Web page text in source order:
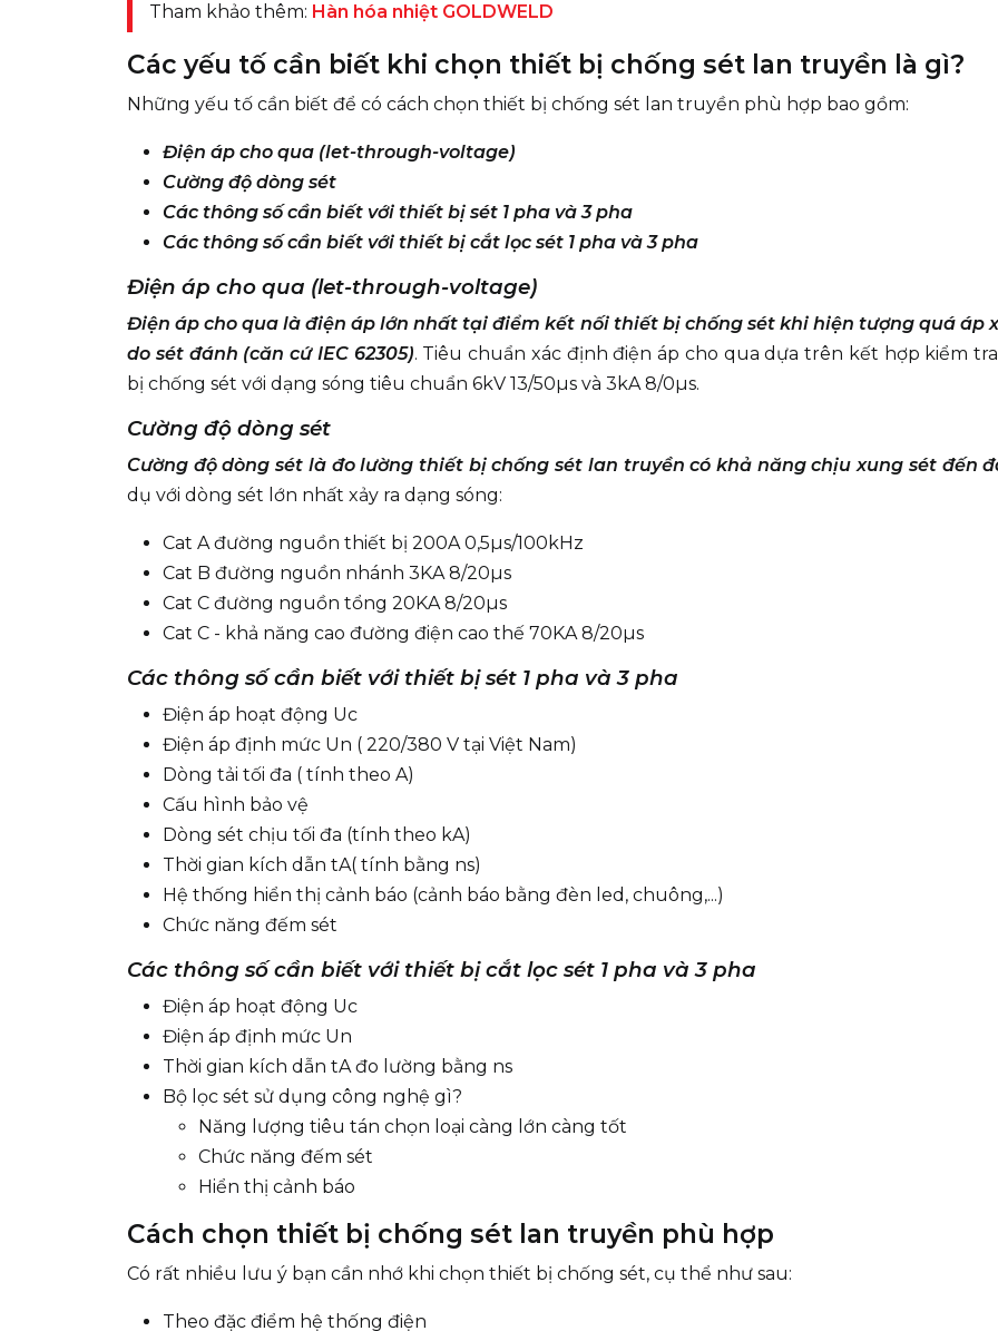
Tham khảo thêm: Hàn hóa nhiệt GOLDWELD
Các yếu tố cần biết khi chọn thiết bị chống sét lan truyền là gì?
Những yếu tố cần biết để có cách chọn thiết bị chống sét lan truyền phù hợp bao gồm:
Điện áp cho qua (let-through-voltage)
Cường độ dòng sét
Các thông số cần biết với thiết bị sét 1 pha và 3 pha
Các thông số cần biết với thiết bị cắt lọc sét 1 pha và 3 pha
Điện áp cho qua (let-through-voltage)
Điện áp cho qua là điện áp lớn nhất tại điểm kết nối thiết bị chống sét khi hiện tượng quá áp
do sét đánh (căn cứ IEC 62305). Tiêu chuẩn xác định điện áp cho qua dựa trên kết hợp kiểm
bị chống sét với dạng sóng tiêu chuẩn 6kV 13/50µs và 3kA 8/0µs.
Cường độ dòng sét
Cường độ dòng sét là đo lường thiết bị chống sét lan truyền có khả năng chịu xung sét đến
dụ với dòng sét lớn nhất xảy ra dạng sóng:
Cat A đường nguồn thiết bị 200A 0,5µs/100kHz
Cat B đường nguồn nhánh 3KA 8/20µs
Cat C đường nguồn tổng 20KA 8/20µs
Cat C - khả năng cao đường điện cao thế 70KA 8/20µs
Các thông số cần biết với thiết bị sét 1 pha và 3 pha
Điện áp hoạt động Uc
Điện áp định mức Un ( 220/380 V tại Việt Nam)
Dòng tải tối đa ( tính theo A)
Cấu hình bảo vệ
Dòng sét chịu tối đa (tính theo kA)
Thời gian kích dẫn tA( tính bằng ns)
Hệ thống hiển thị cảnh báo (cảnh báo bằng đèn led, chuông,...)
Chức năng đếm sét
Các thông số cần biết với thiết bị cắt lọc sét 1 pha và 3 pha
Điện áp hoạt động Uc
Điện áp định mức Un
Thời gian kích dẫn tA đo lường bằng ns
Bộ lọc sét sử dụng công nghệ gì?
Năng lượng tiêu tán chọn loại càng lớn càng tốt
Chức năng đếm sét
Hiển thị cảnh báo
Cách chọn thiết bị chống sét lan truyền phù hợp
Có rất nhiều lưu ý bạn cần nhớ khi chọn thiết bị chống sét, cụ thể như sau:
Theo đặc điểm hệ thống điện